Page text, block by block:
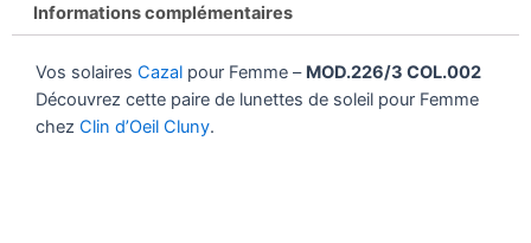
Informations complémentaires
Vos solaires Cazal pour Femme – MOD.226/3 COL.002
Découvrez cette paire de lunettes de soleil pour Femme
chez Clin d’Oeil Cluny.